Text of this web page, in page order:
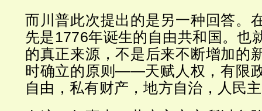
而川普此次提出的是另一种回答。
先是1776年诞生的自由共和国。也
的真正来源，不是后来不断增加的
时确立的原则——天赋人权，有限
自由，私有财产，地方自治，人民